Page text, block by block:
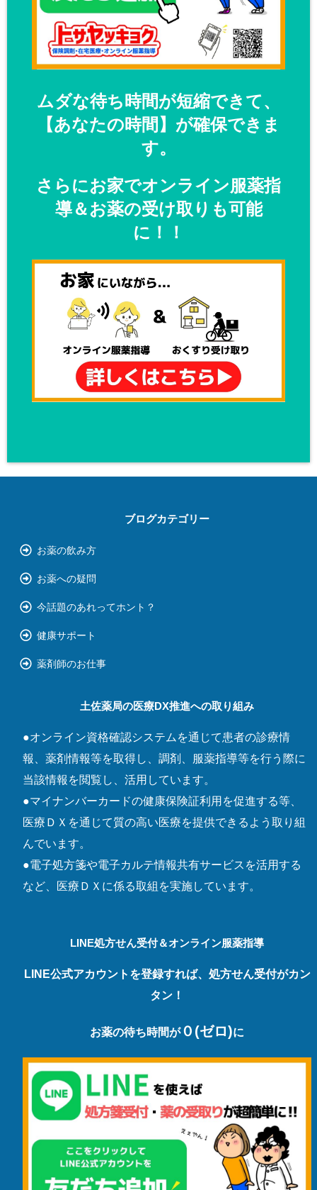
ムダな待ち時間が短縮できて、
【あなたの時間】が確保できま
す。
さらにお家でオンライン服薬指
導＆お薬の受け取りも可能
に！！
ブログカテゴリー
お薬の飲み方
お薬への疑問
今話題のあれってホント？
健康サポート
薬剤師のお仕事
土佐薬局の医療DX推進への取り組み
●オンライン資格確認システムを通じて患者の診療情
報、薬剤情報等を取得し、調剤、服薬指導等を行う際に
当該情報を閲覧し、活用しています。
●マイナンバーカードの健康保険証利用を促進する等、
医療ＤＸを通じて質の高い医療を提供できるよう取り組
んでいます。
●電子処方箋や電子カルテ情報共有サービスを活用する
など、医療ＤＸに係る取組を実施しています。
LINE処方せん受付＆オンライン服薬指導
LINE公式アカウントを登録すれば、処方せん受付がカン
タン！
お薬の待ち時間が０(ゼロ)に